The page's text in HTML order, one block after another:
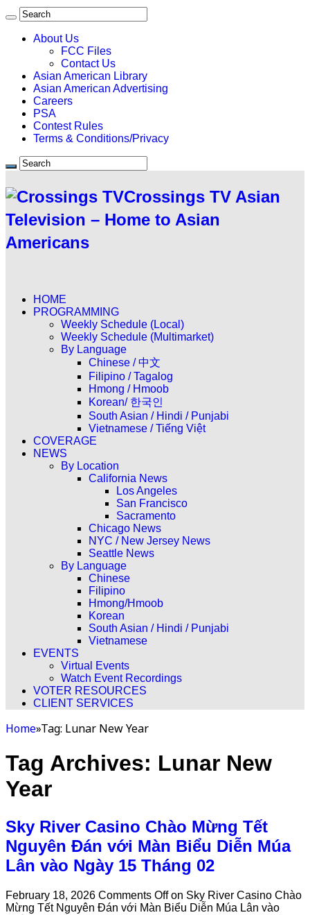
About Us
FCC Files
Contact Us
Asian American Library
Asian American Advertising
Careers
PSA
Contest Rules
Terms & Conditions/Privacy
Crossings TV Asian
Television – Home to Asian
Americans
HOME
PROGRAMMING
Weekly Schedule (Local)
Weekly Schedule (Multimarket)
By Language
Chinese / 中文
Filipino / Tagalog
Hmong / Hmoob
Korean/ 한국인
South Asian / Hindi / Punjabi
Vietnamese / Tiếng Việt
COVERAGE
NEWS
By Location
California News
Los Angeles
San Francisco
Sacramento
Chicago News
NYC / New Jersey News
Seattle News
By Language
Chinese
Filipino
Hmong/Hmoob
Korean
South Asian / Hindi / Punjabi
Vietnamese
EVENTS
Virtual Events
Watch Event Recordings
VOTER RESOURCES
CLIENT SERVICES
Home»Tag: Lunar New Year
Tag Archives: Lunar New
Year
Sky River Casino Chào Mừng Tết
Nguyên Đán với Màn Biểu Diễn Múa
Lân vào Ngày 15 Tháng 02
February 18, 2026 Comments Offon Sky River Casino Chào
Mừng Tết Nguyên Đán với Màn Biểu Diễn Múa Lân vào